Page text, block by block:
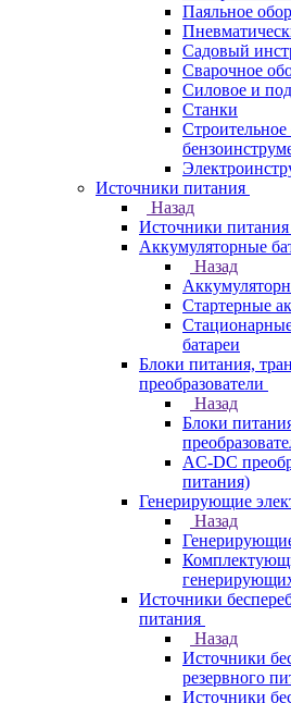
Паяльное
Садовый
Сварочное
Силовое и
Станки
Источники питания
Назад
Источники питания
Аккумуляторные
Назад
Стартерные
батареи
Блоки питания,
преобразователи
Назад
Блоки
AC-DC
питания)
Генерирующие
Назад
Источники
питания
Назад
Источники
резервного
Источники